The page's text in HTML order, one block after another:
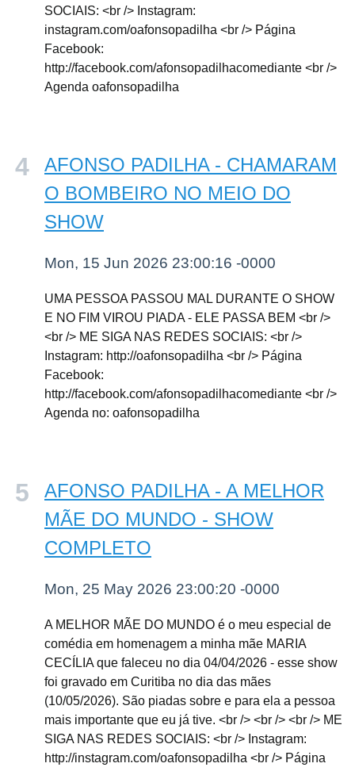
SOCIAIS: <br /> Instagram:
instagram.com/oafonsopadilha <br /> Página
Facebook:
http://facebook.com/afonsopadilhacomediante <br />
Agenda oafonsopadilha
AFONSO PADILHA - CHAMARAM
O BOMBEIRO NO MEIO DO
SHOW
Mon, 15 Jun 2026 23:00:16 -0000
UMA PESSOA PASSOU MAL DURANTE O SHOW
E NO FIM VIROU PIADA - ELE PASSA BEM <br />
<br /> ME SIGA NAS REDES SOCIAIS: <br />
Instagram: http://oafonsopadilha <br /> Página
Facebook:
http://facebook.com/afonsopadilhacomediante <br />
Agenda no: oafonsopadilha
AFONSO PADILHA - A MELHOR
MÃE DO MUNDO - SHOW
COMPLETO
Mon, 25 May 2026 23:00:20 -0000
A MELHOR MÃE DO MUNDO é o meu especial de
comédia em homenagem a minha mãe MARIA
CECÍLIA que faleceu no dia 04/04/2026 - esse show
foi gravado em Curitiba no dia das mães
(10/05/2026). São piadas sobre e para ela a pessoa
mais importante que eu já tive. <br /> <br /> <br /> ME
SIGA NAS REDES SOCIAIS: <br /> Instagram:
http://instagram.com/oafonsopadilha <br /> Página